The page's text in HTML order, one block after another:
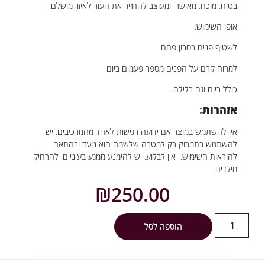
בטוח, מוכח, מאושר, ומעוצב להחזיר את העור לאיזון מושלם.
אופן השימוש:
לשטוף פנים בסבון פחם
למרוח קרם על הפנים מספר פעמים ביום
כולל ביום וגם בלילה.
אזהרות:
אין להשתמש במוצר אם ידועה רגישות לאחד מהמרכיבים, יש
להשתמש בתמרוק רק למטרה שלשמה הוא נועד ובהתאם
להוראות השימוש. אין לבלוע. יש להימנע ממגע בעיניים. להרחיק
מילדים.
₪250.00
הוספה לסל